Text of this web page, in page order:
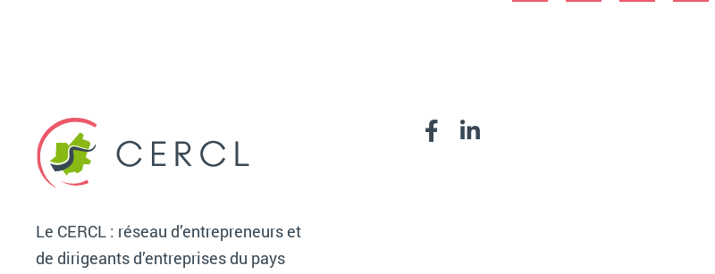
Le CERCL : réseau d’entrepreneurs et
de dirigeants d’entreprises du pays